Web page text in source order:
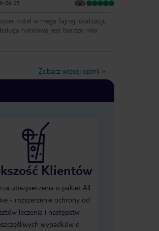
06-25
hotel w mega fajnej lokalizacji,
hotelowa jest bardzo miła
Zobacz więcej opinii »
Klientów
ubezpieczenia o pakiet All
- rozszerzenie ochrony od
leczenia i następstw
wypadków o